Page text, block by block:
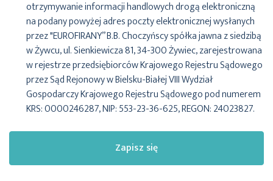
Zapisz się
otrzymywanie informacji handlowych drogą elektroniczną
na podany powyżej adres poczty elektronicznej wysłanych
przez "EUROFIRANY” B.B. Choczyńscy spółka jawna z siedzibą
w Żywcu, ul. Sienkiewicza 81, 34-300 Żywiec, zarejestrowana
w rejestrze przedsiębiorców Krajowego Rejestru Sądowego
przez Sąd Rejonowy w Bielsku-Białej VIII Wydział
Gospodarczy Krajowego Rejestru Sądowego pod numerem
KRS: 0000246287, NIP: 553-23-36-625, REGON: 24023827.